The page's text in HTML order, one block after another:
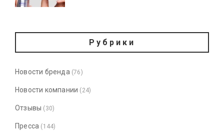
Рубрики
Новости бренда (76)
Новости компании (24)
Отзывы (30)
Пресса (144)